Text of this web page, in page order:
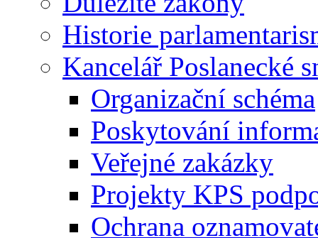
Historie
Kancelář Poslanecké
Organizační schéma
Poskytování
Veřejné zakázky
Projekty KPS
Ochrana